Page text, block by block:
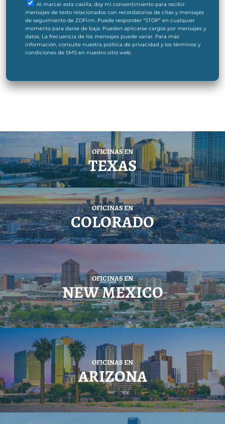
Al marcar esta casilla, doy mi consentimiento para recibir
mensajes de texto relacionados con recordatorios de citas y mensajes
de seguimiento de ZDFirm. Puede responder “STOP” en cualquier
momento para darse de baja. Pueden aplicarse cargos por mensajes y
datos. La frecuencia de los mensajes puede variar. Para más
información, consulte nuestra política de privacidad y los términos y
condiciones de SMS en nuestro sitio web.
OFICINAS EN
TEXAS
OFICINAS EN
COLORADO
OFICINAS EN
NEW MEXICO
OFICINAS EN
ARIZONA